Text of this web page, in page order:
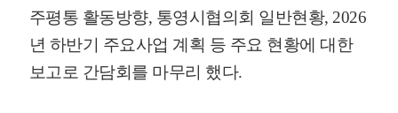
주평통 활동방향, 통영시협의회 일반현황, 2026
년 하반기 주요사업 계획 등 주요 현황에 대한
보고로 간담회를 마무리 했다.